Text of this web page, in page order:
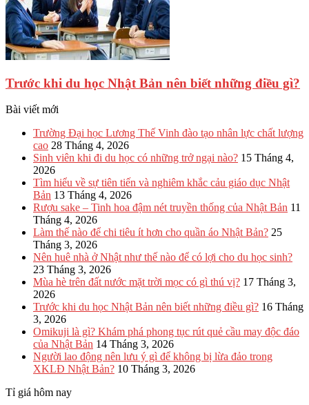
Trước khi du học Nhật Bản nên biết những điều gì?
Bài viết mới
Trường Đại học Lương Thế Vinh đào tạo nhân lực chất lượng
cao 28 Tháng 4, 2026
Sinh viên khi đi du học có những trở ngại nào? 15 Tháng 4,
2026
Tìm hiểu về sự tiên tiến và nghiêm khắc cảu giáo dục Nhật
Bản 13 Tháng 4, 2026
Rượu sake – Tinh hoa đậm nét truyền thống của Nhật Bản 11
Tháng 4, 2026
Làm thế nào để chi tiêu ít hơn cho quần áo Nhật Bản? 25
Tháng 3, 2026
Nên huê nhà ở Nhật như thế nào để có lợi cho du học sinh?
23 Tháng 3, 2026
Mùa hè trên đất nước mặt trời mọc có gì thú vị? 17 Tháng 3,
2026
Trước khi du học Nhật Bản nên biết những điều gì? 16 Tháng
3, 2026
Omikuji là gì? Khám phá phong tục rút quẻ cầu may độc đáo
của Nhật Bản 14 Tháng 3, 2026
Người lao động nên lưu ý gì để không bị lừa đảo trong
XKLĐ Nhật Bản? 10 Tháng 3, 2026
Tỉ giá hôm nay